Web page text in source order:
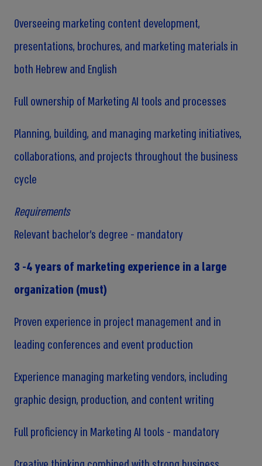
Overseeing marketing content development,
presentations, brochures, and marketing materials in
both Hebrew and English
Full ownership of Marketing AI tools and processes
Planning, building, and managing marketing initiatives,
collaborations, and projects throughout the business
cycle
Requirements
Relevant bachelor's degree - mandatory
3 -4 years of marketing experience in a large
organization (must)
Proven experience in project management and in
leading conferences and event production
Experience managing marketing vendors, including
graphic design, production, and content writing
Full proficiency in Marketing AI tools - mandatory